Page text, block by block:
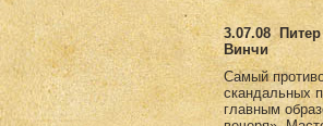
3.07.08
Винчи
Самый
скандальных
главным